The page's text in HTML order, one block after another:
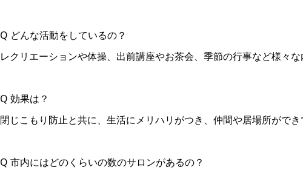
Q どんな活動をしているの？
レクリエーションや体操、出前講座やお茶会、季節の行事など様々
Q 効果は？
閉じこもり防止と共に、生活にメリハリがつき、仲間や居場所ができ
Q 市内にはどのくらいの数のサロンがあるの？